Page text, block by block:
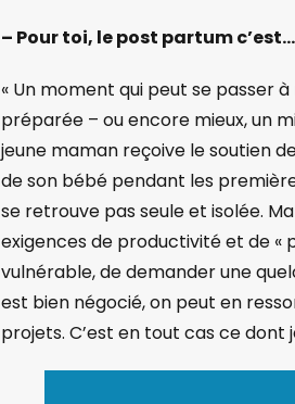
– Pour toi, le post partum c’est…
« Un moment qui peut se passer
préparée – ou encore mieux, un
jeune maman reçoive le soutien
de son bébé pendant les
se retrouve pas seule et isolée.
exigences de productivité et de «
vulnérable, de demander une
est bien négocié, on peut en
projets. C’est en tout cas ce